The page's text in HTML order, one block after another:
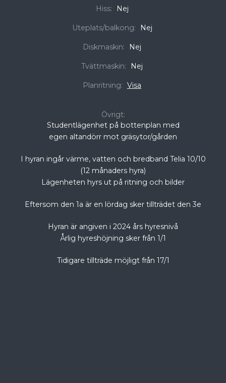
Hiss: Nej
Uteplats/balkong: Nej
Diskmaskin: Nej
Tvättmaskin: Nej
Planritning: Visa
Övrigt:
Studentlägenhet på bottenplan med
egen altandörr mot gräsytor/gården
I hyran ingår värme, vatten och bredband Telia 10/10
(12 månaders hyra)
Lägenheten hyrs ut på ritning och bilder
Eftersom den 1a är en lördag sker tillträdet den 3e
Hyran är angiven i 2024 års hyresnivå
Årlig hyreshöjning sker från 1/1
Tidigare tillträde möjligt från 17/1